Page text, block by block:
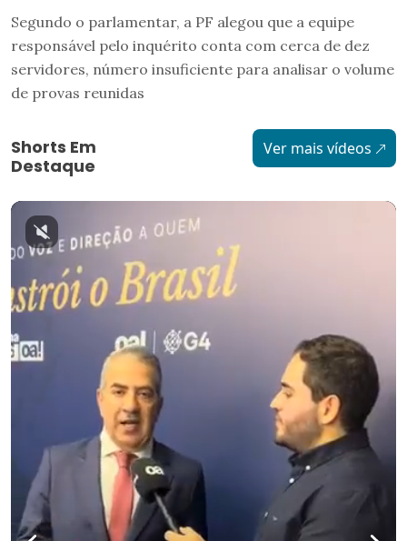
Segundo o parlamentar, a PF alegou que a equipe
responsável pelo inquérito conta com cerca de dez
servidores, número insuficiente para analisar o volume
de provas reunidas
Shorts Em
Destaque
Ver mais vídeos